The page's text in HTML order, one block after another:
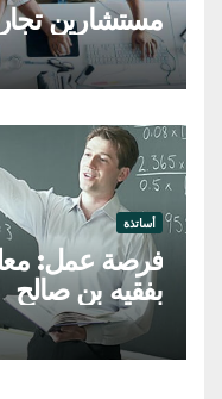
مستشارين
أساتذة
فرصة عمل:
بفقيه بن صالح